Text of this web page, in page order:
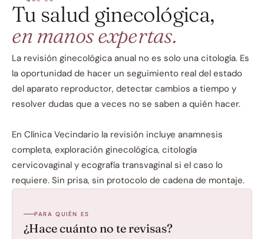
Tu salud ginecológica,
en manos expertas.
La revisión ginecológica anual no es solo una citología. Es
la oportunidad de hacer un seguimiento real del estado
del aparato reproductor, detectar cambios a tiempo y
resolver dudas que a veces no se saben a quién hacer.
En Clínica Vecindario la revisión incluye anamnesis
completa, exploración ginecológica, citología
cervicovaginal y ecografía transvaginal si el caso lo
requiere. Sin prisa, sin protocolo de cadena de montaje.
PARA QUIÉN ES
¿Hace cuánto no te revisas?